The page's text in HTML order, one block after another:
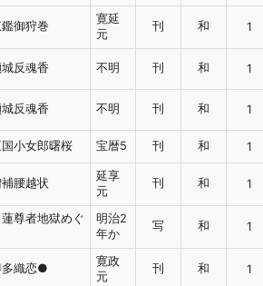
御狩巻
寛延
元
刊 和 1
反魂香 不明 刊 和 1
反魂香 不明 刊 和 1
小女郎曙桜 宝暦5 刊 和 1
腰越状
延享
元
刊 和 1
蓮尊者地獄めぐ
明治2
年か
写 和 1
多織恋●
寛政
元
刊 和 1